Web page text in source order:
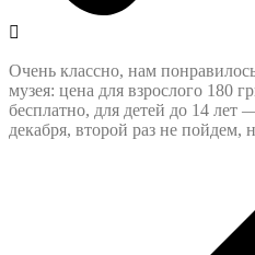
Очень классно, нам
музея: цена для взрослого 180
бесплатно, для детей до 14
декабря, второй раз не пойдем,